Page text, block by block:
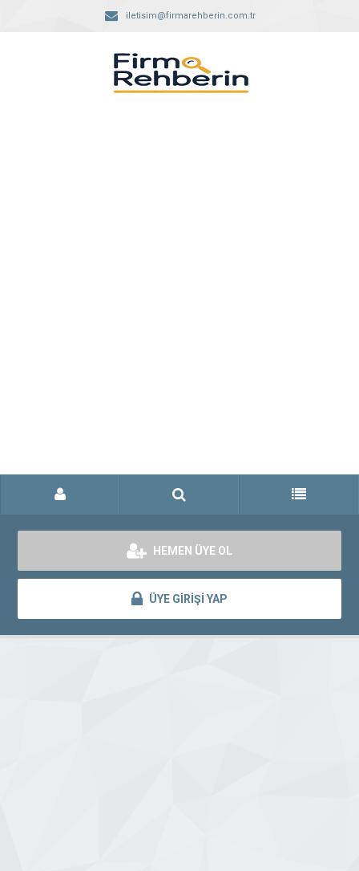
iletisim@firmarehberin.com.tr
HEMEN ÜYE OL
ÜYE GİRİŞİ YAP